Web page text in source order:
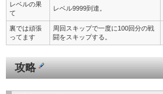
レベルの果
て
レベル9999到達。
裏では頑張
ってます
周回スキップで一度に100回分の戦
闘をスキップする。
攻略